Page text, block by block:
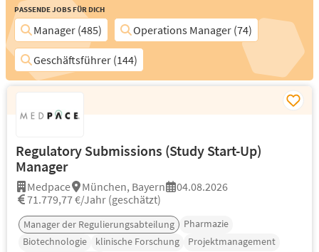
Passende Jobs für Dich
Manager (485)
Operations Manager (74)
Geschäftsführer (144)
Regulatory Submissions (Study Start-Up)
Manager
Medpace München, Bayern
04.08.2026
71.779,77 €/Jahr (geschätzt)
Manager der Regulierungsabteilung
Pharmazie
Biotechnologie
klinische Forschung
Projektmanagement